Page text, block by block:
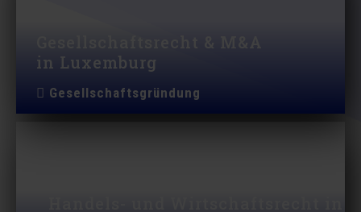
in Luxemburg
Gesellschaftsgründung